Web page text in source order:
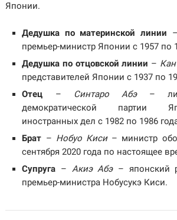
Японии.
Дедушка по материнской линии
премьер-министр Японии с 1957 по
Дедушка по отцовской линии –
представителей Японии с 1937 по
Отец – Синтаро Абэ–
демократической партии
иностранных дел с 1982 по 1986
Брат – Нобуо Киси– министр
сентября 2020 года по настоящее
Супруга – Акиэ Абэ– японский
премьер-министра Нобусукэ Киси.